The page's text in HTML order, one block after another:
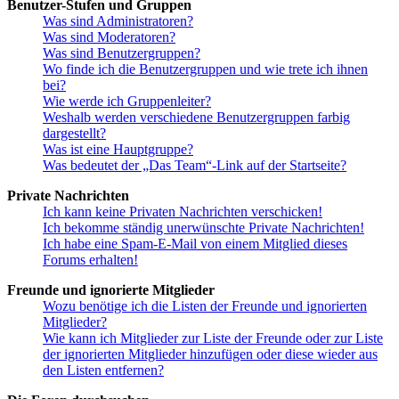
Benutzer-Stufen und Gruppen
Was sind Administratoren?
Was sind Moderatoren?
Was sind Benutzergruppen?
Wo finde ich die Benutzergruppen und wie trete ich ihnen
bei?
Wie werde ich Gruppenleiter?
Weshalb werden verschiedene Benutzergruppen farbig
dargestellt?
Was ist eine Hauptgruppe?
Was bedeutet der „Das Team“-Link auf der Startseite?
Private Nachrichten
Ich kann keine Privaten Nachrichten verschicken!
Ich bekomme ständig unerwünschte Private Nachrichten!
Ich habe eine Spam-E-Mail von einem Mitglied dieses
Forums erhalten!
Freunde und ignorierte Mitglieder
Wozu benötige ich die Listen der Freunde und ignorierten
Mitglieder?
Wie kann ich Mitglieder zur Liste der Freunde oder zur Liste
der ignorierten Mitglieder hinzufügen oder diese wieder aus
den Listen entfernen?